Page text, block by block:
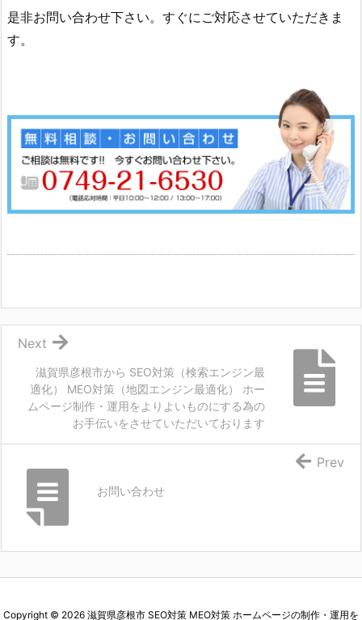
是非お問い合わせ下さい。すぐにご対応させていただきま
す。
滋賀県彦根市から SEO対策（検索エンジン最
適化） MEO対策（地図エンジン最適化） ホー
ムページ制作・運用をよりよいものにする為の
お手伝いをさせていただいております
Next
お問い合わせ
Prev
Copyright © 2026 滋賀県彦根市 SEO対策 MEO対策 ホームページの制作・運用を